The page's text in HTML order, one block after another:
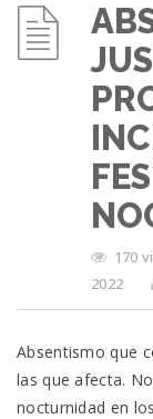
170
2022
Absentismo que
las que afecta.
nocturnidad en